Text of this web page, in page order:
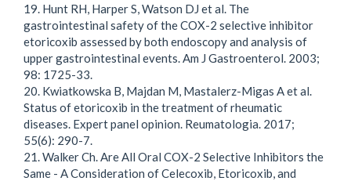
19. Hunt RH, Harper S, Watson DJ et al. The
gastrointestinal safety of the COX-2 selective inhibitor
etoricoxib assessed by both endoscopy and analysis of
upper gastrointestinal events. Am J Gastroenterol. 2003;
98: 1725-33.
20. Kwiatkowska B, Majdan M, Mastalerz-Migas A et al.
Status of etoricoxib in the treatment of rheumatic
diseases. Expert panel opinion. Reumatologia. 2017;
55(6): 290-7.
21. Walker Ch. Are All Oral COX-2 Selective Inhibitors the
Same - A Consideration of Celecoxib, Etoricoxib, and